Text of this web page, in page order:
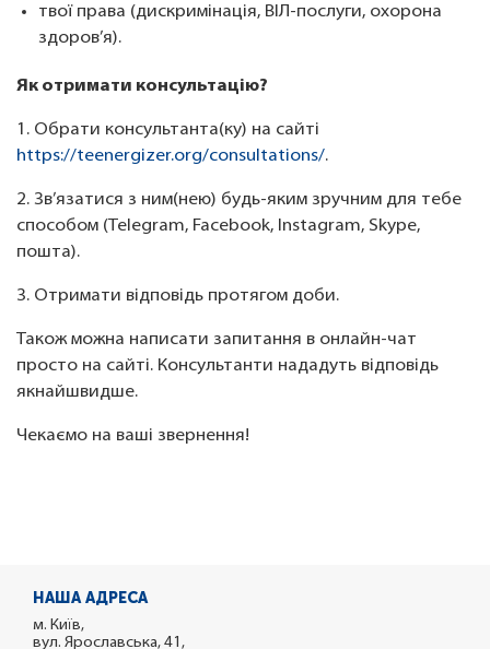
твої права (дискримінація, ВІЛ-послуги, охорона
здоров’я).
Як отримати консультацію?
1. Обрати консультанта(ку) на сайті
https://teenergizer.org/consultations/.
2. Зв’язатися з ним(нею) будь-яким зручним для тебе
способом (Telegram, Facebook, Instagram, Skype,
пошта).
3. Отримати відповідь протягом доби.
Також можна написати запитання в онлайн-чат
просто на сайті. Консультанти нададуть відповідь
якнайшвидше.
Чекаємо на ваші звернення!
НАША АДРЕСА
м. Київ,
вул. Ярославська, 41,